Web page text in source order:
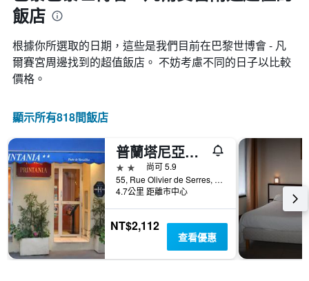
天
數
此
圖
表
具
條
顯
示
房
間
的
平
均
格
飯店
根據你所選取的日期，這些是我們目前在巴黎世博會 - 凡
爾賽宮​周邊找到的超值​飯店。 不妨考慮不同的日子以比較
價格。
顯示所有818間飯店
普蘭塔尼亞波爾特酒店
2星級
尚可 5.9
55, Rue Olivier de Serres, 巴黎, 法國
4.7公里 距離市中心
NT$2,112
查看優惠